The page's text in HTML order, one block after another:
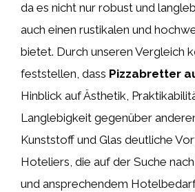
da es nicht nur robust und
auch einen rustikalen und
bietet. Durch unseren Vergleich
feststellen, dass Pizzabretter
Hinblick auf Ästhetik,
Langlebigkeit gegenüber
Kunststoff und Glas deutliche
Hoteliers, die auf der Suche
und ansprechendem